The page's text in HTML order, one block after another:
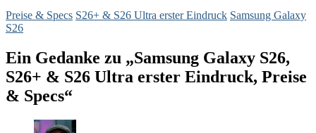
Preise & Specs S26+ & S26 Ultra erster Eindruck Samsung Galaxy
S26
Ein Gedanke zu „Samsung Galaxy S26,
S26+ & S26 Ultra erster Eindruck, Preise
& Specs“